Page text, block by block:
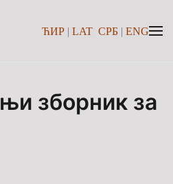
ЋИР | LAT СРБ | ENG
зборник за